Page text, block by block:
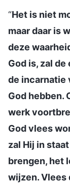
“Het is niet
maar daar is
deze
God is, zal
de incarnatie
God hebben.
werk
God vlees
zal Hij in
brengen, het
wijzen. Vlees